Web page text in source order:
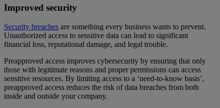
Improved security
Security breaches are something every business wants to prevent.
Unauthorized access to sensitive data can lead to significant
financial loss, reputational damage, and legal trouble.
Preapproved access improves cybersecurity by ensuring that only
those with legitimate reasons and proper permissions can access
sensitive resources. By limiting access to a ‘need-to-know basis’,
preapproved access reduces the risk of data breaches from both
inside and outside your company.